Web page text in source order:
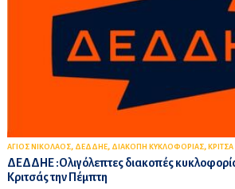
ΑΓΙΟΣ ΝΙΚΟΛΑΟΣ, ΔΕΔΔΗΕ, ΔΙΑΚΟΠΗ ΚΥΚΛΟΦΟΡΙΑΣ, ΚΡΙΤΣΑ
ΔΕΔΔΗΕ :Ολιγόλεπτες διακοπές
Κριτσάς την Πέμπτη